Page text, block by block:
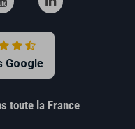
Google
toute la France